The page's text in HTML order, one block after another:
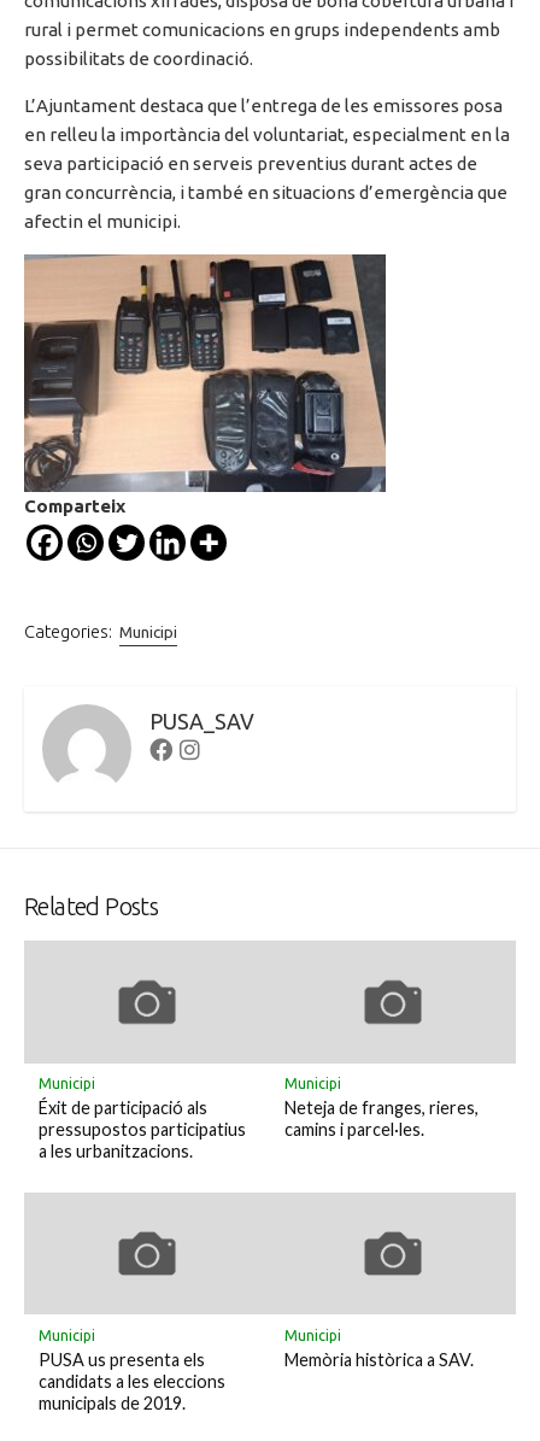
rural i permet comunicacions en grups independents amb
possibilitats de coordinació.
L’Ajuntament destaca que l’entrega de les emissores posa
en relleu la importància del voluntariat, especialment en la
seva participació en serveis preventius durant actes de
gran concurrència, i també en situacions d’emergència que
afectin el municipi.
Comparteix
Categories: Municipi
PUSA_SAV
FacebookInstagram
Related Posts
Municipi
Éxit de participació als
pressupostos participatius
a les urbanitzacions.
Municipi
Neteja de franges, rieres,
camins i parcel·les.
Municipi
PUSA us presenta els
candidats a les eleccions
municipals de 2019.
Municipi
Memòria històrica a SAV.